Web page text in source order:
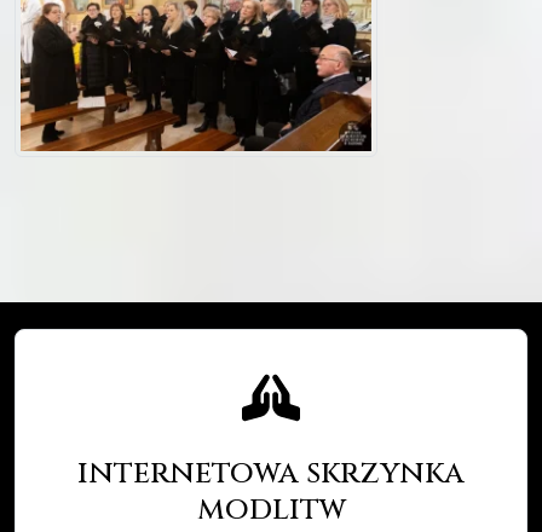
internetowa skrzynka
modlitw